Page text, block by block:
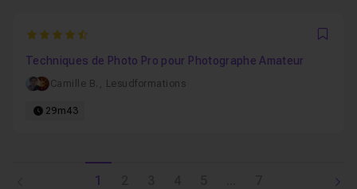
4.6666666666667
Techniques de Photo Pro pour Photographe Amateur
Camille B. , Lesudformations
29m43
1